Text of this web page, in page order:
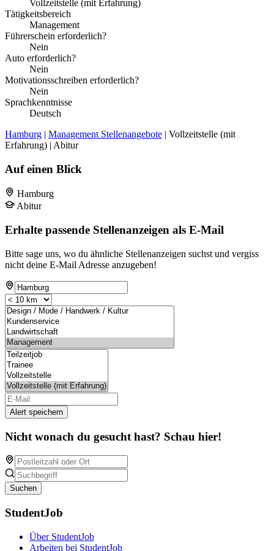
Vollzeitstelle (mit Erfahrung)
Tätigkeitsbereich
Management
Führerschein erforderlich?
Nein
Auto erforderlich?
Nein
Motivationsschreiben erforderlich?
Nein
Sprachkenntnisse
Deutsch
Hamburg | Management Stellenangebote | Vollzeitstelle (mit
Erfahrung) | Abitur
Auf einen Blick
Hamburg
Abitur
Erhalte passende Stellenanzeigen als E-Mail
Bitte sage uns, wo du ähnliche Stellenanzeigen suchst und vergiss
nicht deine E-Mail Adresse anzugeben!
Alert speichern
Nicht wonach du gesucht hast? Schau hier!
Suchen
StudentJob
Über StudentJob
Arbeiten bei StudentJob